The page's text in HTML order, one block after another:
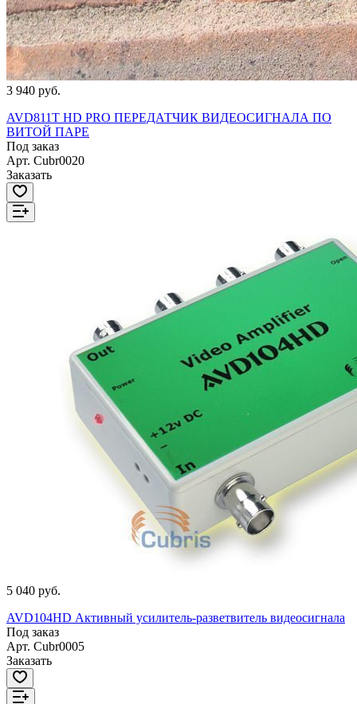
3 940 руб.
AVD811T HD PRO ПЕРЕДАТЧИК ВИДЕОСИГНАЛА ПО
ВИТОЙ ПАРЕ
Под заказ
Арт. Cubr0020
Заказать
5 040 руб.
AVD104HD Активный усилитель-разветвитель видеосигнала
Под заказ
Арт. Cubr0005
Заказать